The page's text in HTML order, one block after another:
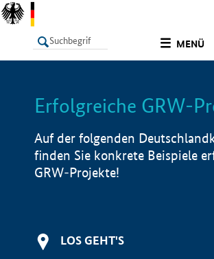
MENÜ
LISTE
Erfolgreiche GRW-
Auf der folgenden
finden Sie konkrete Beispiele
GRW-Projekte!
LOS GEHT'S